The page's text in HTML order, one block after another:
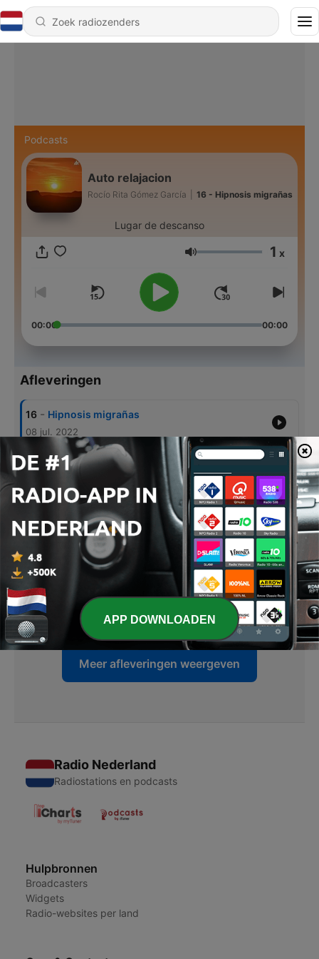
Podcasts
Auto relajacion
Rocío Rita Gómez García 16 - Hipnosis migrañas
Lugar de descanso
Volume 1 x
00:00 00:00
Afleveringen
16 - Hipnosis migrañas
08 jul. 2022
15 Hipnosis
14 - Visualización guiada con el Niño
25 mrt. 2022
13 - Meditación diaria
21 mrt. 2022
12 - Lugar de Plenitud Javi
07 mrt. 2022
Meer afleveringen weergeven
Radio Nederland
Radiostations en podcasts
Hulpbronnen
Broadcasters
Widgets
Radio-websites per land
APP DOWNLOADEN